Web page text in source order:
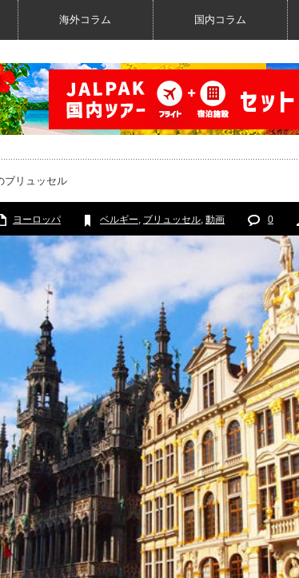
海外コラム 国内コラム
ブリュッセル
ヨーロッパ ベルギー, ブリュッセル, 動画 0